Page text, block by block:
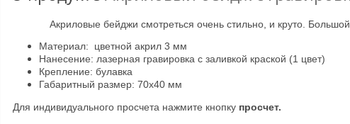
Акриловые бейджи смотреться очень стильно, и круто.
Материал: цветной акрил 3 мм
Нанесение: лазерная гравировка с заливкой краской (1 цвет)
Крепление: булавка
Габаритный размер: 70х40 мм
Для индивидуального просчета нажмите кнопку просчет.